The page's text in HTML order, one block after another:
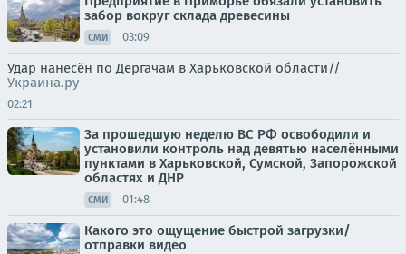
забор вокруг склада древесины
СМИ 03:09
Удар нанесён по Дергачам в Харьковской области//
Украина.ру
02:21
За прошедшую неделю ВС РФ освободили и
установили контроль над девятью населёнными
пунктами в Харьковской, Сумской, Запорожской
областях и ДНР
СМИ 01:48
Какого это ощущение быстрой загрузки/
отправки видео